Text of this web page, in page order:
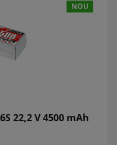
NOU
22,2 V 4500 mAh